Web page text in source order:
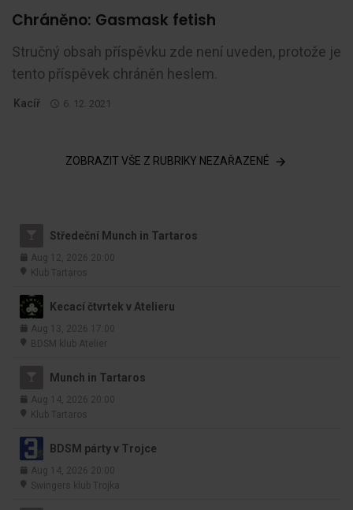
Chráněno: Gasmask fetish
Stručný obsah příspěvku zde není uveden, protože je
tento příspěvek chráněn heslem.
Kacíř 6. 12. 2021
ZOBRAZIT VŠE Z RUBRIKY NEZAŘAZENÉ
Středeční Munch in Tartaros
Aug 12, 2026 20:00
Klub Tartaros
Kecací čtvrtek v Atelieru
Aug 13, 2026 17:00
BDSM klub Atelier
Munch in Tartaros
Aug 14, 2026 20:00
Klub Tartaros
BDSM párty v Trojce
Aug 14, 2026 20:00
Swingers klub Trojka